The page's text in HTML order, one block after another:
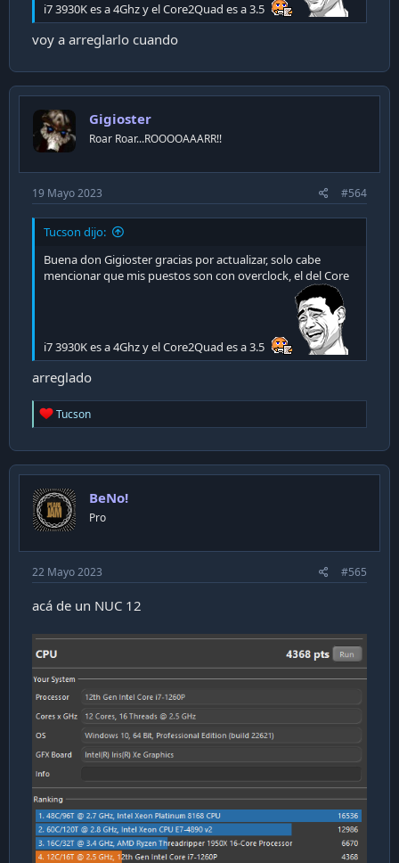
i7 3930K es a 4Ghz y el Core2Quad es a 3.5
voy a arreglarlo cuando
Gigioster
Roar Roar...ROOOOAAARR!!
19 Mayo 2023 #564
Tucson dijo:
Buena don Gigioster gracias por actualizar, solo cabe
mencionar que mis puestos son con overclock, el del Core
i7 3930K es a 4Ghz y el Core2Quad es a 3.5
arreglado
R
e
c
t
o
n
s
Tucson
BeNo!
Pro
22 Mayo 2023 #565
acá de un NUC 12